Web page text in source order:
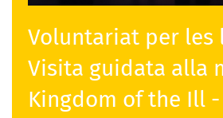
Voluntariat per les
Visita guidata alla
Kingdom of the Ill -